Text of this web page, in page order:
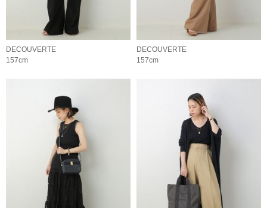
DECOUVERTE
157cm
DECOUVERTE
157cm